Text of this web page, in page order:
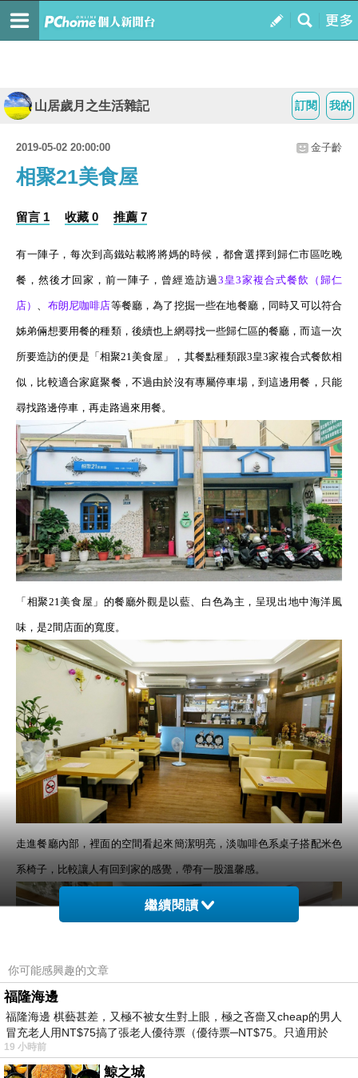
我的
訂閱
山居歲月之生活雜記
2019-05-02 20:00:00 金子齡
相聚21美食屋
留言 1 收藏 0 推薦 7
有一陣子，每次到高鐵站載將將媽的時候，都會選擇到歸仁市區吃晚
餐，然後才回家，前一陣子，曾經造訪過3 皇3家複合式餐飲（歸仁
店） 、 布朗尼咖啡店等餐廳，為了挖掘一些在地餐廳，同時又可以符合
姊弟倆想要用餐的種類，後續也上網尋找一些歸仁區的餐廳，而這一次
所要造訪的便是「相聚21美食屋」，其餐點種類跟3皇3家複合式餐飲相
似，比較適合家庭聚餐，不過由於沒有專屬停車場，到這邊用餐，只能
尋找路邊停車，再走路過來用餐。
「相聚21美食屋」的餐廳外觀是以藍、白色為主，呈現出地中海洋風
味，是2間店面的寬度。
走進餐廳內部，裡面的空間看起來簡潔明亮，淡咖啡色系桌子搭配米色
系椅子，比較讓人有回到家的感覺，帶有一股溫馨感。
繼續閱讀
你可能感興趣的文章
福隆海邊
福隆海邊 棋藝甚差，又極不被女生對上眼，極之吝嗇又cheap的男人
冒充老人用NT$75搞了張老人優待票（優待票─NT$75。只適用於
19 小時前
鯨之城